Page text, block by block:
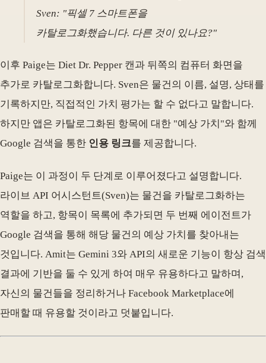
Sven: "픽셀 7 스마트폰을
카탈로그화했습니다. 다른 것이 있나요?"
이후 Paige는 Diet Dr. Pepper 캔과 뒤쪽의 컴퓨터 화면을
추가로 카탈로그화합니다. Sven은 물건의 이름, 설명, 상태를
기록하지만, 직접적인 가치 평가는 할 수 없다고 말합니다.
하지만 앱은 카탈로그화된 항목에 대한 "예상 가치"와 함께
Google 검색을 통한 인용 링크를 제공합니다.
Paige는 이 과정이 두 단계로 이루어졌다고 설명합니다.
라이브 API 어시스턴트(Sven)는 물건을 카탈로그화하는
역할을 하고, 항목이 목록에 추가되면 두 번째 에이전트가
Google 검색을 통해 해당 물건의 예상 가치를 찾아내는
것입니다. Amit는 Gemini 3와 API의 새로운 기능이 항상 검색
결과에 기반을 둘 수 있게 하여 매우 유용하다고 말하며,
자신의 물건들을 정리하거나 Facebook Marketplace에
판매할 때 유용할 것이라고 덧붙입니다.